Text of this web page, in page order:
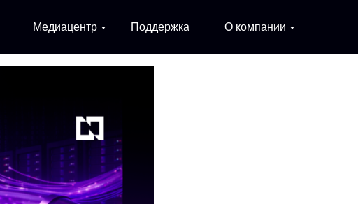
Медиацентр Поддержка О компании